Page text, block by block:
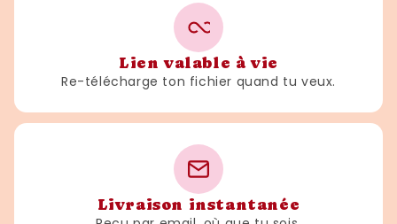
Lien valable à vie
Re-télécharge ton fichier quand tu veux.
Livraison instantanée